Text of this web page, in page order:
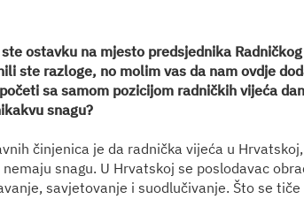
ostavku na mjesto predsjednika
ste razloge, no molim vas da nam ovdje
sa samom pozicijom radničkih vijeća
snagu?
činjenica je da radnička vijeća u
snagu. U Hrvatskoj se poslodavac
savjetovanje i suodlučivanje. Što se